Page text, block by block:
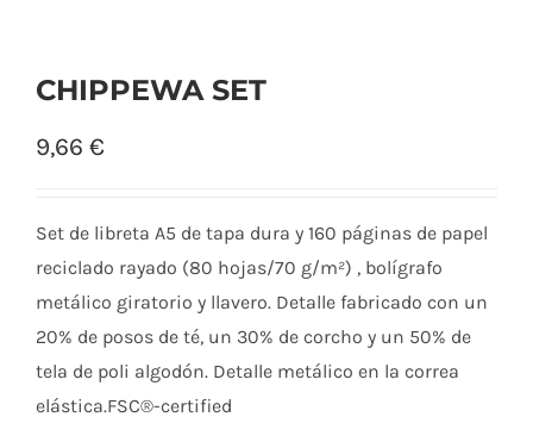
WooCommerce Cart
CHIPPEWA SET
9,66 €
Set de libreta A5 de tapa dura y 160 páginas de papel
reciclado rayado (80 hojas/70 g/m²) , bolígrafo
metálico giratorio y llavero. Detalle fabricado con un
20% de posos de té, un 30% de corcho y un 50% de
tela de poli algodón. Detalle metálico en la correa
elástica.FSC®-certified